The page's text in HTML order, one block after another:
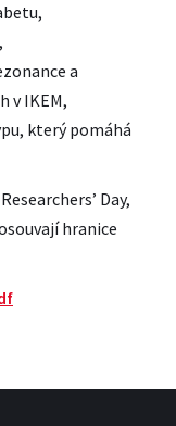
a
v IKEM,
který pomáhá
Day,
hranice